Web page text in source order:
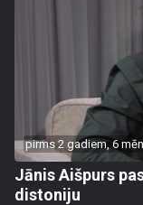
pirms 2 gadiem, 6
Jānis Aišpurs
distoniju